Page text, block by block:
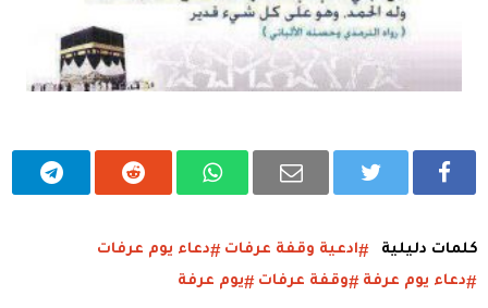
كلمات دليلية ادعية وقفة عرفات
دعاء يوم عرفات
دعاء يوم عرفة
وقفة عرفات يوم عرفة